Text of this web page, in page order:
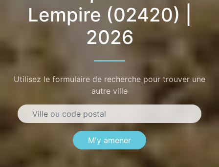
Lempire (02420) |
2026
Utilisez le formulaire de recherche pour trouver une
autre ville
M'y amener